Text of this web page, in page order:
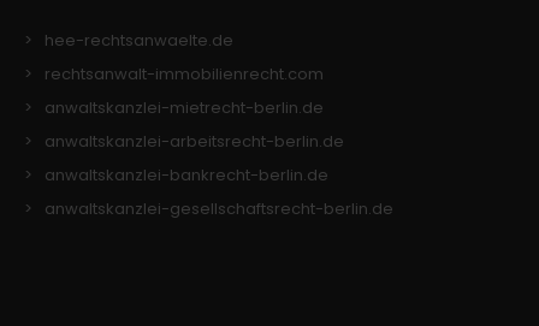
hee-rechtsanwaelte.de
rechtsanwalt-immobilienrecht.com
anwaltskanzlei-mietrecht-berlin.de
anwaltskanzlei-arbeitsrecht-berlin.de
anwaltskanzlei-bankrecht-berlin.de
anwaltskanzlei-gesellschaftsrecht-berlin.de